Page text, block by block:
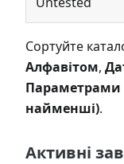
Сортуйте
Алфавітом,
Параметрами
найменші).
Активні